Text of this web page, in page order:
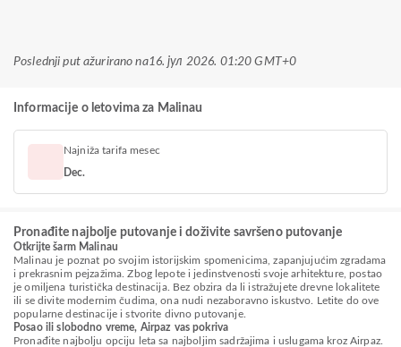
Poslednji put ažurirano na16. јул 2026. 01:20 GMT+0
Informacije o letovima za Malinau
Najniža tarifa mesec
Dec.
Pronađite najbolje putovanje i doživite savršeno putovanje
Otkrijte šarm Malinau
Malinau je poznat po svojim istorijskim spomenicima, zapanjujućim zgradama
i prekrasnim pejzažima. Zbog lepote i jedinstvenosti svoje arhitekture, postao
je omiljena turistička destinacija. Bez obzira da li istražujete drevne lokalitete
ili se divite modernim čudima, ona nudi nezaboravno iskustvo. Letite do ove
popularne destinacije i stvorite divno putovanje.
Posao ili slobodno vreme, Airpaz vas pokriva
Pronađite najbolju opciju leta sa najboljim sadržajima i uslugama kroz Airpaz.